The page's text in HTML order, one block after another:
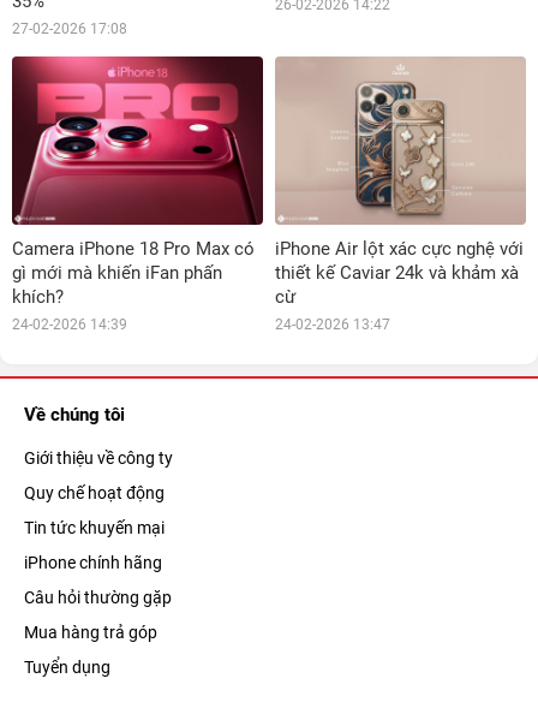
27-02-2026 17:08
26-02-2026 14:22
Camera iPhone 18 Pro Max có
gì mới mà khiến iFan phấn
khích?
24-02-2026 14:39
iPhone Air lột xác cực nghệ với
thiết kế Caviar 24k và khảm xà
cừ
24-02-2026 13:47
Về chúng tôi
Giới thiệu về công ty
Quy chế hoạt động
Tin tức khuyến mại
iPhone chính hãng
Câu hỏi thường gặp
Mua hàng trả góp
Tuyển dụng